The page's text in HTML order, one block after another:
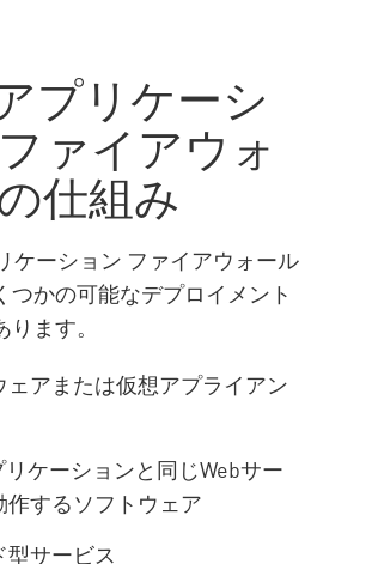
プリケーシ
ァイアウォ
仕組み
ケーション ファイアウォール
つかの可能なデプロイメント
ます。
ェアまたは仮想アプライアン
リケーションと同じWebサー
作するソフトウェア
型サービス